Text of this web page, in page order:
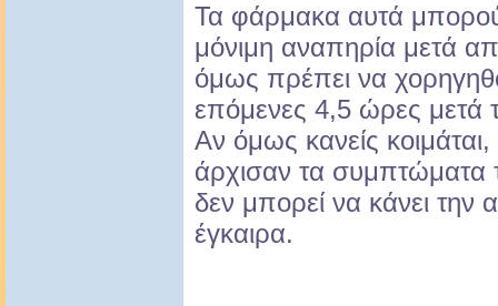
Τα φάρμακα αυτά
μόνιμη αναπηρία μετά
όμως πρέπει να
επόμενες 4,5 ώρες
Αν όμως κανείς
άρχισαν τα συμπτώματα
δεν μπορεί να κάνει την
έγκαιρα.